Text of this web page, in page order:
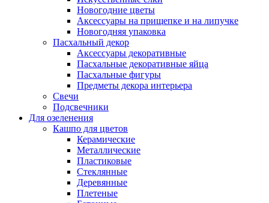
Новогодние цветы
Аксессуары на прищепке и на липучке
Новогодняя упаковка
Пасхальный декор
Аксессуары декоративные
Пасхальные декоративные яйца
Пасхальные фигуры
Предметы декора интерьера
Свечи
Подсвечники
Для озеленения
Кашпо для цветов
Керамические
Металлические
Пластиковые
Стеклянные
Деревянные
Плетеные